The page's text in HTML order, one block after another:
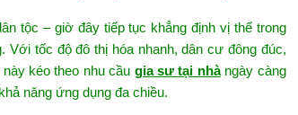
tộc – giờ đây tiếp tục khẳng định vị thế trong
Với tốc độ đô thị hóa nhanh, dân cư đông đúc,
kéo theo nhu cầu gia sư tại nhàngày càng
năng ứng dụng đa chiều.